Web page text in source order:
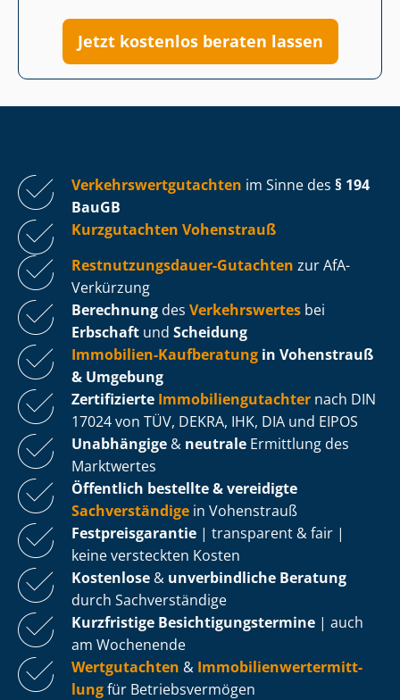
Jetzt kostenlos beraten lassen
Ver­kehrs­wert­gut­ach­ten im Sinne des § 194
BauGB
Kurzgutachten Vohenstrauß
Rest­nut­zungs­dau­er-Gutachten zur AfA-
Verkürzung
Berechnung des Verkehrswertes bei
Erbschaft und Scheidung
Immobilien-Kaufberatung in Vohenstrauß
& Umgebung
Zertifizierte Im­mo­bi­li­en­gut­ach­ter nach DIN
17024 von TÜV, DEKRA, IHK, DIA und EIPOS
Unabhängige & neutrale Ermittlung des
Marktwertes
Öffentlich bestellte & vereidigte
Sachverständige in Vohenstrauß
Fest­preis­ga­ran­tie | transparent & fair |
keine versteckten Kosten
Kostenlose & unverbindliche Beratung
durch Sachverständige
Kurzfristige Be­sich­ti­gungs­ter­mi­ne | auch
am Wochenende
Wertgutachten & Im­mo­bi­li­en­wert­ermitt­
lungfür Be­triebs­ver­mö­gen